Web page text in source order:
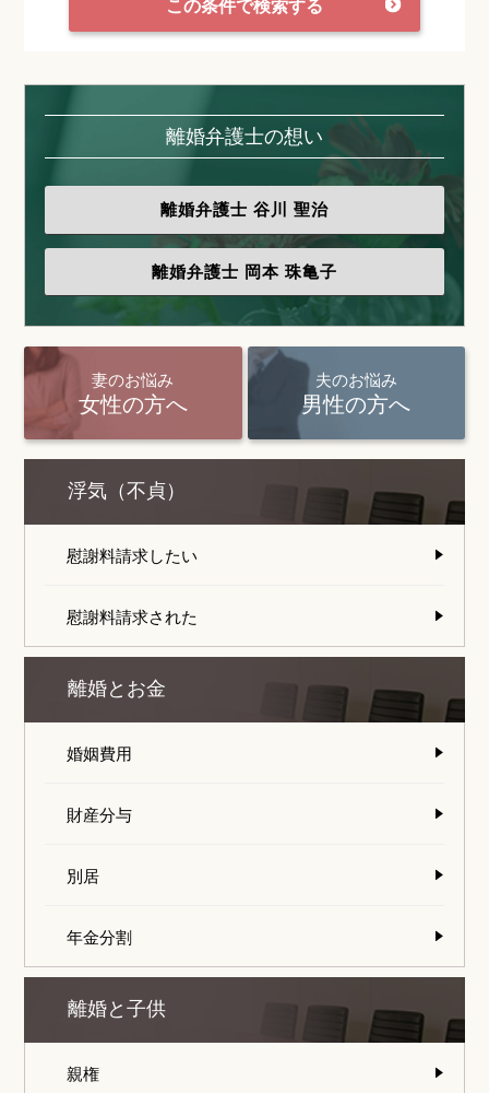
離婚弁護士の想い
離婚弁護士 谷川 聖治
離婚弁護士 岡本 珠亀子
妻のお悩み
女性の方へ
夫のお悩み
男性の方へ
浮気（不貞）
慰謝料請求したい
慰謝料請求された
離婚とお金
婚姻費用
財産分与
別居
年金分割
離婚と子供
親権